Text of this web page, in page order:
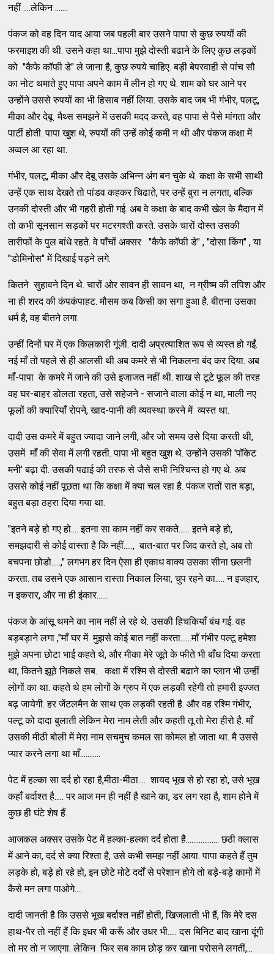
नहीं ....लेकिन .......
पंकज को वह दिन याद आया जब पहली बार उसने पापा से कुछ रुपयों की
फरमाइश की थी. उसने कहा था...पापा मुझे दोस्ती बढाने के लिए कुछ लड़कों
को "कैफे कॉफी डे" ले जाना है, कुछ रुपये चाहिए. बड़ी बेपरवाही से पांच सौ
का नोट थमाते हुए पापा अपने काम में लीन हो गए थे. शाम को घर आने पर
उन्होंने उससे रुपयों का भी हिसाब नहीं लिया. उसके बाद जब भी गंभीर, पलटू,
मीका और देबू मैथ्स समझने में उसकी मदद करते, वह पापा से पैसे मांगता और
पार्टी होती. पापा खुश थे, रुपयों की उन्हें कोई कमी न थी और पंकज कक्षा में
अव्वल आ रहा था.
गंभीर, पलटू, मीका और देबू उसके अभिन्न अंग बन चुके थे. कक्षा के सभी साथी
उन्हें एक साथ देखते तो पांडव कहकर चिढाते, पर उन्हें बुरा न लगता, बल्कि
उनकी दोस्ती और भी गहरी होती गई. अब वे कक्षा के बाद कभी खेल के मैदान में
तो कभी सूनसान सड़कों पर मटरगश्ती करते. उसके चारों दोस्त उसकी
तारीफों के पुल बांधे रहते. वे पाँचों अक्सर "कैफे कॉफी डे" , "दोसा किंग" , या
"डोमिनोस" में दिखाई पड़ने लगे.
कितने सुहावने दिन थे. चारों ओर सावन ही सावन था, न ग्रीष्म की तपिश और
ना ही शरद की कंपकंपाहट. मौसम कब किसी का सगा हुआ है. बीतना उसका
धर्म है, वह बीतने लगा.
उन्हीं दिनों घर में एक किलकारी गूंजी. दादी अप्रत्याशित रूप से व्यस्त हो गईं.
नई माँ तो पहले से ही आलसी थी अब कमरे से भी निकलना बंद कर दिया. अब
माँ-पापा के कमरे में जाने की उसे इजाजत नहीं थी. शाख से टूटे फूल की तरह
वह घर-बाहर डोलता रहता, उसे सहेजने - सजाने वाला कोई न था, माली नए
फूलों की क्यारियाँ रोपने, खाद-पानी की व्यवस्था करने में व्यस्त था.
दादी उस कमरे में बहुत ज्यादा जाने लगी, और जो समय उसे दिया करती थी,
उसमें माँ की सेवा में लगी रहती. पापा भी बहुत खुश थे. उन्होंने उसकी 'पॉकेट
मनी' बढ़ा दी. उसकी पढाई की तरफ से जैसे सभी निश्चिन्त हो गए थे. अब
उससे कोई नहीं पूछता था कि कक्षा में क्या चल रहा है. पंकज रातों रात बड़ा,
बहुत बड़ा ठहरा दिया गया था.
"इतने बड़े हो गए हो.... इतना सा काम नहीं कर सकते...... इतने बड़े हो,
समझदारी से कोई वास्ता है कि नहीं....., बात-बात पर जिद करते हो, अब तो
बचपना छोडो.....," लगभग हर दिन ऐसा ही एकाध वाक्य उसका सीना छलनी
करता. तब उसने एक आसान रास्ता निकाल लिया, चुप रहने का..... न इजहार,
न इकरार, और ना ही इंकार......
पंकज के आंसू थमने का नाम नहीं ले रहे थे. उसकी हिचकियाँ बंध गई. वह
बड़बड़ाने लगा ,"माँ घर में मुझसे कोई बात नहीं करता......माँ गंभीर पल्टू हमेशा
मुझे अपना छोटा भाई कहते थे, और मीका मेरे जूते के फीते भी बाँध दिया करता
था, कितने झूठे निकले सब. कक्षा में रश्मि से दोस्ती बढाने का प्लान भी उन्हीं
लोगों का था. कहते थे हम लोगों के ग्रुप में एक लड़की रहेगी तो हमारी इज्जत
बढ़ जायेगी. हर जेंटलमैन के साथ एक लड़की रहती है. और वह रश्मि गंभीर,
पल्टू को दादा बुलाती लेकिन मेरा नाम लेती और कहती तू तो मेरा हीरो है. माँ
उसकी मीठी बोली में मेरा नाम सचमुच कमल सा कोमल हो जाता था. मै उससे
प्यार करने लगा था माँ...........
पेट में हल्का सा दर्द हो रहा है,मीठा-मीठा.... शायद भूख से हो रहा हो, उसे भूख
कहाँ बर्दाश्त है..... पर आज मन ही नहीं है खाने का, डर लग रहा है, शाम होने में
कुछ ही घंटे शेष हैं.
आजकल अक्सर उसके पेट में हल्का-हल्का दर्द होता है.................. छठी क्लास
में आने का, दर्द से क्या रिश्ता है, उसे कभी समझ नहीं आया. पापा कहते हैं तुम
लड़के हो, बड़े हो रहे हो, इन छोटे मोटे दर्दों से परेशान होगे तो बड़े-बड़े कामों में
कैसे मन लगा पाओगे....
दादी जानती है कि उससे भूख बर्दाश्त नहीं होती, खिजलाती भी हैं, कि मेरे दस
हाथ-पैर तो नहीं हैं कि इधर भी करूँ और उधर भी..... दस मिनिट बाद खाना दूंगी
तो मर तो न जाएगा. लेकिन फिर सब काम छोड़ कर खाना परोसने लगतीं,...